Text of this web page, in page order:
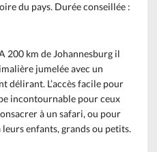
du pays. Durée conseillée :
200 km de Johannesburg il
jumelée avec un
délirant. L’accès facile pour
incontournable pour ceux
à un safari, ou pour
enfants, grands ou petits.